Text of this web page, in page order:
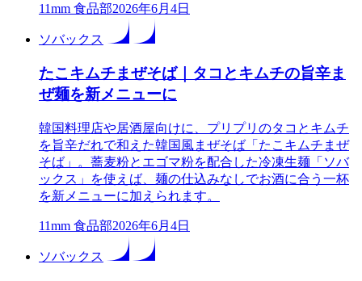
11mm 食品部2026年6月4日
ソバックス
たこキムチまぜそば｜タコとキムチの旨辛ま
ぜ麺を新メニューに
韓国料理店や居酒屋向けに、プリプリのタコとキムチ
を旨辛だれで和えた韓国風まぜそば「たこキムチまぜ
そば」。蕎麦粉とエゴマ粉を配合した冷凍生麺「ソバ
ックス」を使えば、麺の仕込みなしでお酒に合う一杯
を新メニューに加えられます。
11mm 食品部2026年6月4日
ソバックス